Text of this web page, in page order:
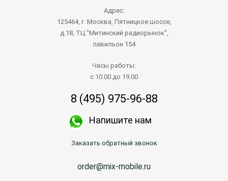
Адрес:
125464, г. Москва, Пятницкое шоссе,
д.18, ТЦ "Митинский радиорынок",
павильон 154
Часы работы:
с 10.00 до 19.00
8 (495) 975-96-88
Напишите нам
Заказать обратный звонок
order@mix-mobile.ru